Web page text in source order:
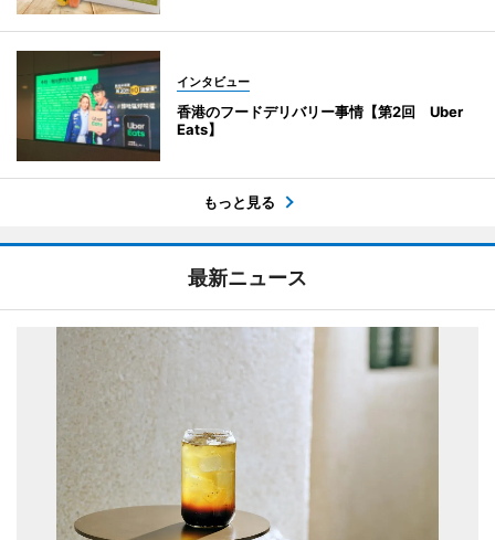
インタビュー
香港のフードデリバリー事情【第2回 Uber
Eats】
もっと見る
最新ニュース